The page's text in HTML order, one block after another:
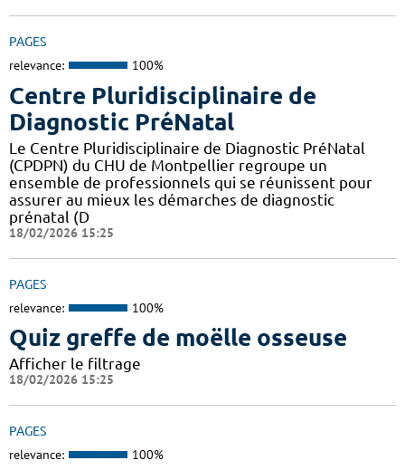
PAGES
relevance: 100%
Centre Pluridisciplinaire de
Diagnostic PréNatal
Le Centre Pluridisciplinaire de Diagnostic PréNatal
(CPDPN) du CHU de Montpellier regroupe un
ensemble de professionnels qui se réunissent pour
assurer au mieux les démarches de diagnostic
prénatal (D
18/02/2026 15:25
PAGES
relevance: 100%
Quiz greffe de moëlle osseuse
Afficher le filtrage
18/02/2026 15:25
PAGES
relevance: 100%